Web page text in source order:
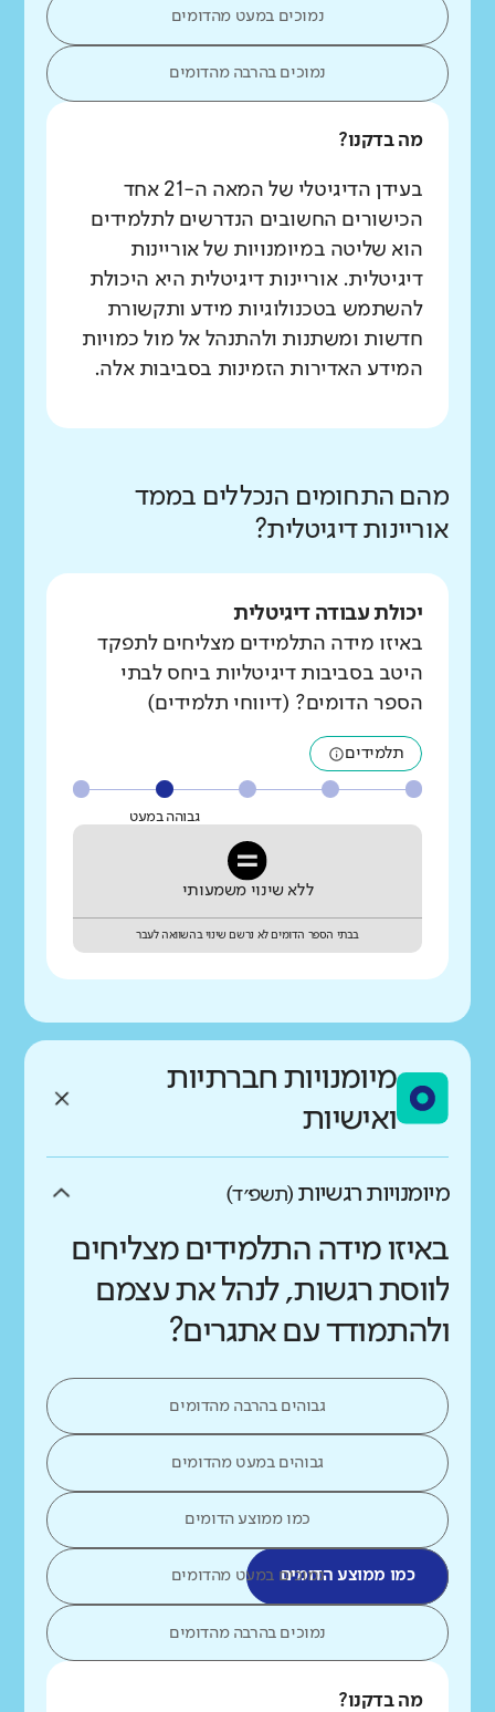
נמוכים במעט מהדומים
נמוכים בהרבה מהדומים
מה בדקנו?
בעידן הדיגיטלי של המאה ה-21 אחד
הכישורים החשובים הנדרשים לתלמידים
הוא שליטה במיומנויות של אוריינות
דיגיטלית. אוריינות דיגיטלית היא היכולת
להשתמש בטכנולוגיות מידע ותקשורת
חדשות ומשתנות ולהתנהל אל מול כמויות
המידע האדירות הזמינות בסביבות אלה.
מהם התחומים הנכללים בממד
אוריינות דיגיטלית?
יכולת עבודה דיגיטלית
באיזו מידה התלמידים מצליחים לתפקד
היטב בסביבות דיגיטליות ביחס לבתי
הספר הדומים? (דיווחי תלמידים)
תלמידים
גבוהה במעט
ללא שינוי משמעותי
בבתי הספר הדומים לא נרשם שינוי בהשוואה לעבר
מיומנויות חברתיות
ואישיות
מיומנויות רגשיות (תשפ״ד)
באיזו מידה התלמידים מצליחים
לווסת רגשות, לנהל את עצמם
ולהתמודד עם אתגרים?
גבוהים בהרבה מהדומים
גבוהים במעט מהדומים
כמו ממוצע הדומים
כמו ממוצע הדומיםנמוכים במעט מהדומים
נמוכים בהרבה מהדומים
מה בדקנו?